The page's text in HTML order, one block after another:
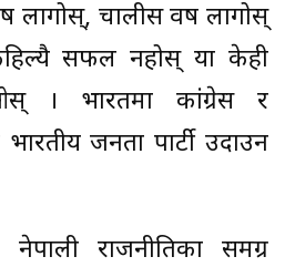
लागोस्, चालीस वर्ष लागोस्
सफल नहोस् या केही
। भारतमा कांग्रेस र
जनता पार्टी उदाउन
राजनीतिका समग्र